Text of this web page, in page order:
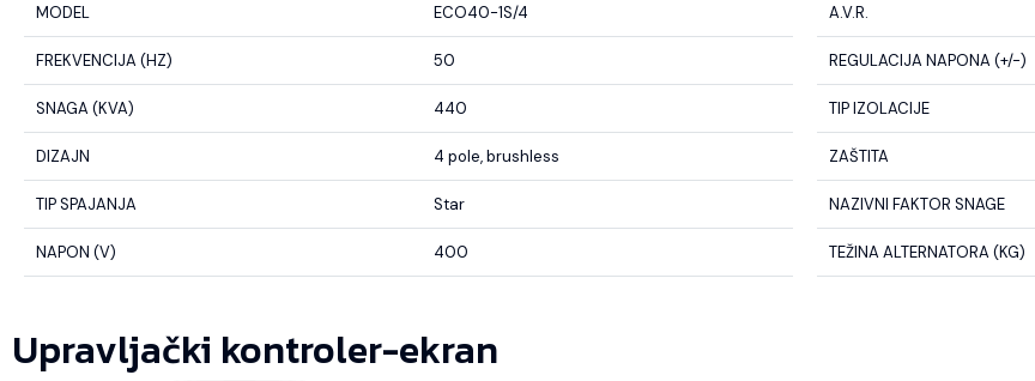
MODEL ECO40-1S/4
FREKVENCIJA (HZ) 50
SNAGA (KVA) 440
DIZAJN 4 pole, brushless
TIP SPAJANJA Star
NAPON (V) 400
A.V.R.
REGULACIJA NAPONA (+/-)
TIP IZOLACIJE
ZAŠTITA
NAZIVNI FAKTOR SNAGE
TEŽINA ALTERNATORA (KG)
Upravljački kontroler-ekran